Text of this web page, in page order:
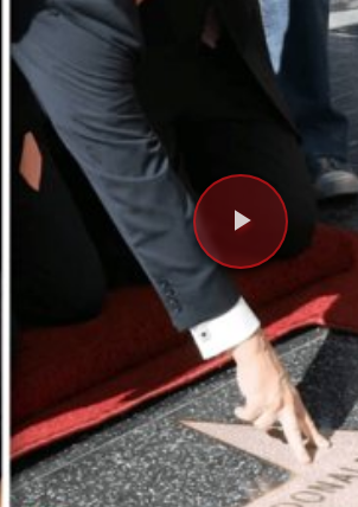
Videoyu
Oynat